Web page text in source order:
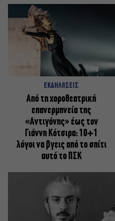
ΕΚΔΗΛΩΣΕΙΣ
Από τη χοροθεατρική
επανερμηνεία της
«Αντιγόνης» έως τον
Γιάννη Κότσιρα: 10+1
λόγοι να βγεις από το σπίτι
αυτό το ΠΣΚ